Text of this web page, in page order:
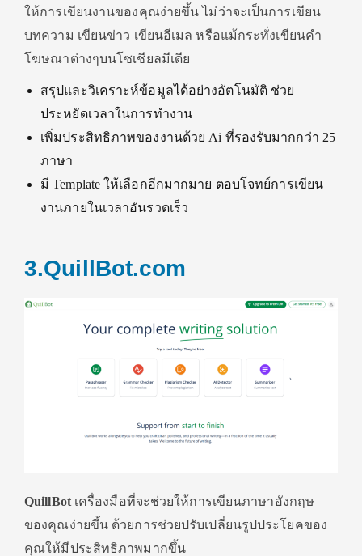
ให้การเขียนงานของคุณง่ายขึ้น ไม่ว่าจะเป็นการเขียน
บทความ เขียนข่าว เขียนอีเมล หรือแม้กระทั่งเขียนคำ
โฆษณาต่างๆบนโซเชียลมีเดีย
สรุปและวิเคราะห์ข้อมูลได้อย่างอัตโนมัติ ช่วย
ประหยัดเวลาในการทำงาน
เพิ่มประสิทธิภาพของงานด้วย Ai ที่รองรับมากกว่า 25
ภาษา
มี Template ให้เลือกอีกมากมาย ตอบโจทย์การเขียน
งานภายในเวลาอันรวดเร็ว
3.QuillBot.com
QuillBot เครื่องมือที่จะช่วยให้การเขียนภาษาอังกฤษ
ของคุณง่ายขึ้น ด้วยการช่วยปรับเปลี่ยนรูปประโยคของ
คุณให้มีประสิทธิภาพมากขึ้น